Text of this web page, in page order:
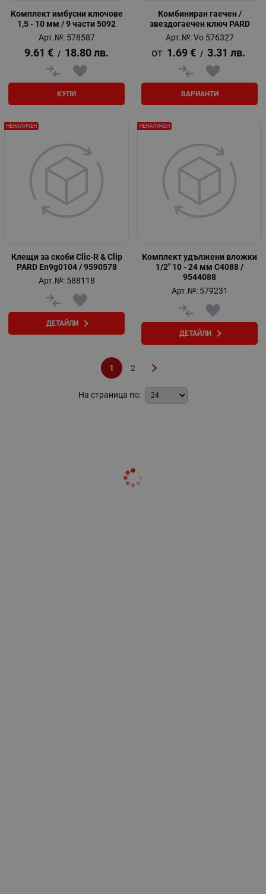
Комплект имбусни ключове
1,5 - 10 мм / 9 части 5092
Арт.№: 578587
9.61 € / 18.80 лв.
КУПИ
Комбиниран гаечен /
звездогаечен ключ PARD
Арт.№: Vo 576327
1.69 € / 3.31 лв.
ВАРИАНТИ
Клещи за скоби Clic-R & Clip
PARD En9g0104 / 9590578
Арт.№: 588118
ДЕТАЙЛИ
НЕНАЛИЧЕН
Кoмплект удължени вложки
1/2" 10 - 24 мм C4088 /
9544088
Арт.№: 579231
ДЕТАЙЛИ
НЕНАЛИЧЕН
1 2
На страница по: